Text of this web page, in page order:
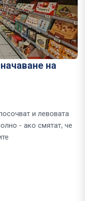
на
и левовата
- ако смятат, че